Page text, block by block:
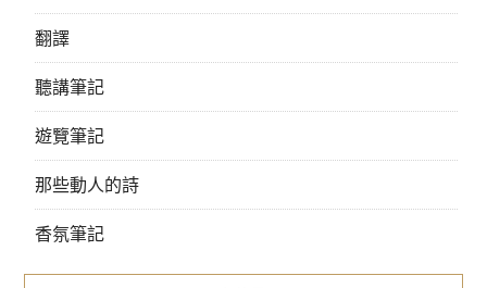
翻譯
聽講筆記
遊覽筆記
那些動人的詩
香氛筆記